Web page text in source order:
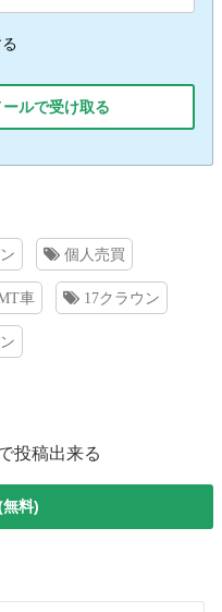
ルで受け取る
個人売買
車 17クラウン
投稿出来る
料)